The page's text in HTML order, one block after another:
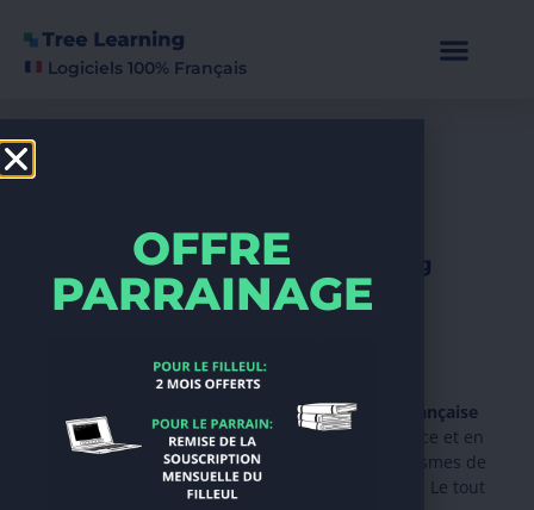
Logiciels 100% Français
Prenez le virage du e-learning
Digitalisez vos
formations
Tree Learning est une suite logicielle100% française
pour bien débuter dans la formation à distance et en
présentiel. La solution parfaite pour les organismes de
formation, les indépendants et les entreprises. Le tout
OFFRE
PARRAINAGE